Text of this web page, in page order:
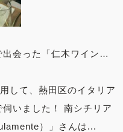
出会った「仁木ワイン…
して、熱田区のイタリア
いました！ 南シチリア
）」さんは...